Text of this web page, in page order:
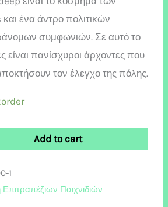
ένα άντρο πολιτικών
συμφωνιών. Σε αυτό το
είναι πανίσχυροι άρχοντες που
τον έλεγχο της πόλης.
Add to cart
1
Επιτραπέζιων Παιχνιδιών